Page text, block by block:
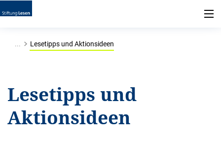
... Lesetipps und Aktionsideen
Lesetipps und
Aktionsideen